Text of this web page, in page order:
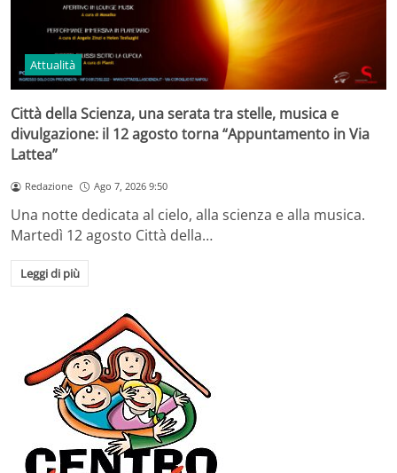
Attualità
Città della Scienza, una serata tra stelle, musica e
divulgazione: il 12 agosto torna “Appuntamento in Via
Lattea”
Redazione Ago 7, 2026 9:50
Una notte dedicata al cielo, alla scienza e alla musica.
Martedì 12 agosto Città della…
Leggi di più